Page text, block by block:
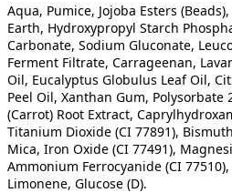
Aqua, Pumice, Jojoba Esters
Earth, Hydroxypropyl Starch
Carbonate, Sodium Gluconate,
Ferment Filtrate, Carrageenan,
Oil, Eucalyptus Globulus Leaf Oil,
Peel Oil, Xanthan Gum, Polysorbate
(Carrot) Root Extract,
Titanium Dioxide (CI 77891),
Mica, Iron Oxide (CI 77491),
Ammonium Ferrocyanide (CI
Limonene, Glucose (D).